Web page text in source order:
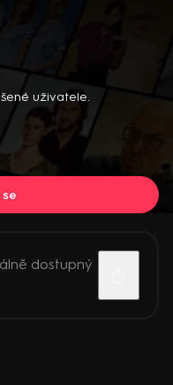
uživatele.
dostupný